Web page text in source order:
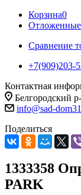
Корзина0
Отложенные
Сравнение
+7(909)203-
Контактная
Белгородский
info@sad-
Поделиться
1333358
PARK